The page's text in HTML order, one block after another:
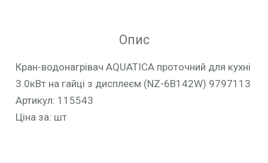
Опис
Кран-водонагрівач AQUATICA проточний для кухні
3.0кВт на гайці з дисплеєм (NZ-6B142W) 9797113
Артикул: 115543
Ціна за: шт